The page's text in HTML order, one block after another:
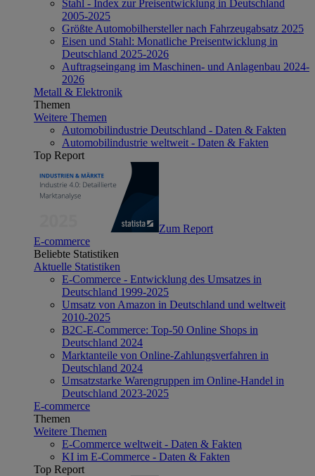
Stahl - Index zur Preisentwicklung in Deutschland
2005-2025
Größte Automobilhersteller nach Fahrzeugabsatz 2025
Eisen und Stahl: Monatliche Preisentwicklung in
Deutschland 2025-2026
Auftragseingang im Maschinen- und Anlagenbau 2024-
2026
Metall & Elektronik
Themen
Weitere Themen
Automobilindustrie Deutschland - Daten & Fakten
Automobilindustrie weltweit - Daten & Fakten
Top Report
Zum Report
E-commerce
Beliebte Statistiken
Aktuelle Statistiken
E-Commerce - Entwicklung des Umsatzes in
Deutschland 1999-2025
Umsatz von Amazon in Deutschland und weltweit
2010-2025
B2C-E-Commerce: Top-50 Online Shops in
Deutschland 2024
Marktanteile von Online-Zahlungsverfahren in
Deutschland 2024
Umsatzstarke Warengruppen im Online-Handel in
Deutschland 2023-2025
E-commerce
Themen
Weitere Themen
E-Commerce weltweit - Daten & Fakten
KI im E-Commerce - Daten & Fakten
Top Report